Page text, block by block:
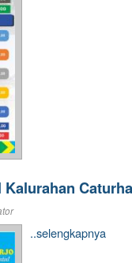
..selengkapnya